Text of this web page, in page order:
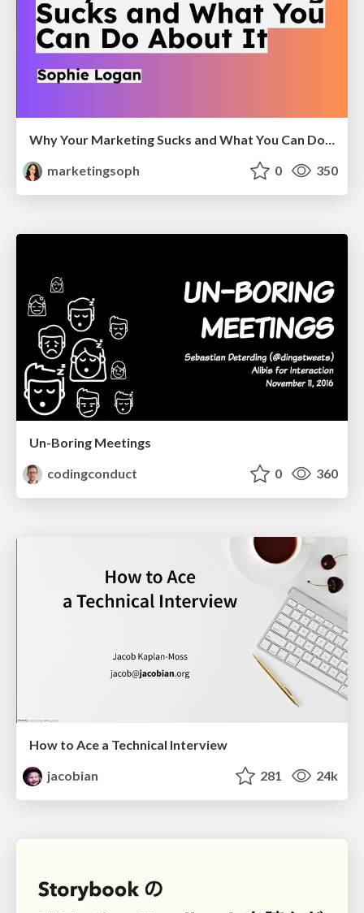
Why Your Marketing Sucks and What You Can Do About It - Sophie Logan
marketingsoph
0 350
Un-Boring Meetings
codingconduct
0 360
How to Ace a Technical Interview
jacobian
281 24k